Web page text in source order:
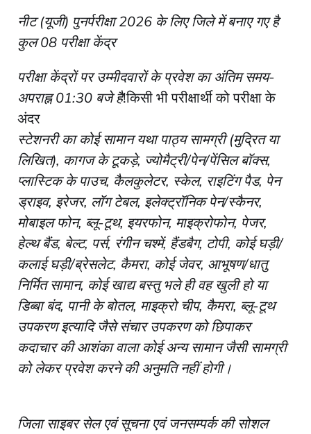
नीट (यूजी) पुनर्परीक्षा 2026 के लिए जिले में बनाए गए है
कुल 08 परीक्षा केंद्र
परीक्षा केंद्रों पर उम्मीदवारों के प्रवेश का अंतिम समय-
अपराह्न 01:30 बजे है!किसी भी परीक्षार्थी को परीक्षा के
अंदर
स्टेशनरी का कोई सामान यथा पाठ्य सामग्री (मुद्रित या
लिखित), कागज के टूकड़े, ज्योमैट्री/पेन/पेंसिल बॉक्स,
प्लास्टिक के पाउच, कैलकुलेटर, स्केल, राइटिंग पैड, पेन
ड्राइव, इरेजर, लॉग टेबल, इलेक्ट्रॉनिक पेन/स्कैनर,
मोबाइल फोन, ब्लू-टूथ, इयरफोन, माइक्रोफोन, पेजर,
हेल्थ बैंड, बेल्ट, पर्स, रंगीन चश्में, हैंडबैग, टोपी, कोई घड़ी/
कलाई घड़ी/ब्रेसलेट, कैमरा, कोई जेवर, आभूषण/धातु
निर्मित सामान, कोई खाद्य बस्तु भले ही वह खुली हो या
डिब्बा बंद, पानी के बोतल, माइक्रो चीप, कैमरा, ब्लू-टूथ
उपकरण इत्यादि जैसे संचार उपकरण को छिपाकर
कदाचार की आशंका वाला कोई अन्य सामान जैसी सामग्री
को लेकर प्रवेश करने की अनुमति नहीं होगी।
जिला साइबर सेल एवं सूचना एवं जनसम्पर्क की सोशल